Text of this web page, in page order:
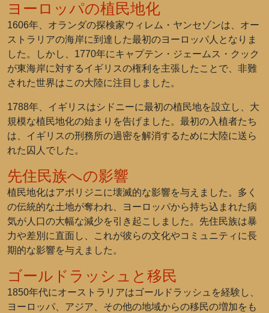
ヨーロッパの植民地化
1606年、オランダの探検家ウィレム・ヤンセゾンは、オー
ストラリアの海岸に到達した最初のヨーロッパ人となりま
した。しかし、1770年にキャプテン・ジェームス・クック
が東海岸に対するイギリスの権利を主張したことで、非難
された世界はこの大陸に注目しました。
1788年、イギリスはシドニーに最初の植民地を設立し、大
規模な植民地化の始まりを告げました。最初の入植者たち
は、イギリスの刑務所の過密を解消するために大陸に送ら
れた囚人でした。
先住民族への影響
植民地化はアボリジニに壊滅的な影響を与えました。多く
の伝統的な土地が奪われ、ヨーロッパから持ち込まれた病
気が人口の大幅な減少を引き起こしました。先住民族は暴
力や差別に直面し、これが彼らの文化やコミュニティに長
期的な影響を与えました。
ゴールドラッシュと移民
1850年代にオーストラリアはゴールドラッシュを経験し、
ヨーロッパ、アジア、その他の地域からの移民の増加をも